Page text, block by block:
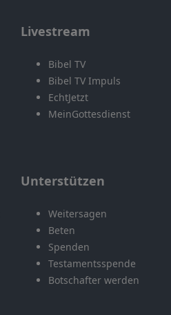
Livestream
Bibel TV
Bibel TV Impuls
EchtJetzt
MeinGottesdienst
Unterstützen
Weitersagen
Beten
Spenden
Testamentsspende
Botschafter werden